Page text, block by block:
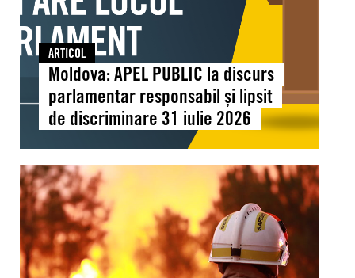
drepturile
omului
lipsit
de
discriminare
iulie
2026
ARTICOL
Moldova: APEL PUBLIC la discurs
parlamentar responsabil și lipsit
de discriminare 31 iulie 2026
Global:
Căldura
extremă
scoate
la
iveală